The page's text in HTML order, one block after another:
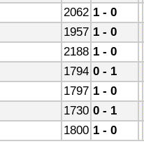
2062 1 - 0
1957 1 - 0
2188 1 - 0
1794 0 - 1
1797 1 - 0
1730 0 - 1
1800 1 - 0